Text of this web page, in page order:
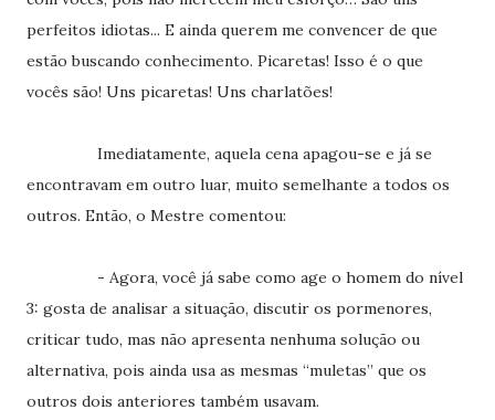
perfeitos idiotas... E ainda querem me convencer de que
estão buscando conhecimento. Picaretas! Isso é o que
vocês são! Uns picaretas! Uns charlatões!
Imediatamente, aquela cena apagou-se e já se
encontravam em outro luar, muito semelhante a todos os
outros. Então, o Mestre comentou:
- Agora, você já sabe como age o homem do nível
3: gosta de analisar a situação, discutir os pormenores,
criticar tudo, mas não apresenta nenhuma solução ou
alternativa, pois ainda usa as mesmas “muletas” que os
outros dois anteriores também usavam.